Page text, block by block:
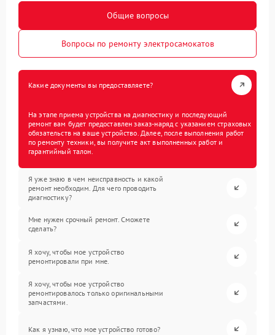
Общие вопросы
Вопросы по ремонту электросамокатов
Какие документы вы предоставляете?
На этапе приема устройства на диагностику и последующий
ремонт вам будет предоставлен заказ-наряд с указанием страховых
обязательств на ваше устройство. Далее, после выполнения работ
по ремонту техники, вы получите акт выполненных работ и
гарантийный талон.
Я уже знаю в чем неисправность и какой
ремонт необходим. Для чего проводить
диагностику?
Мне нужен срочный ремонт. Сможете
сделать?
Я хочу, чтобы мое устройство
ремонтировали при мне.
Я хочу, чтобы мое устройство
ремонтировалось только оригинальными
запчастями.
Как я узнаю, что мое устройство готово?